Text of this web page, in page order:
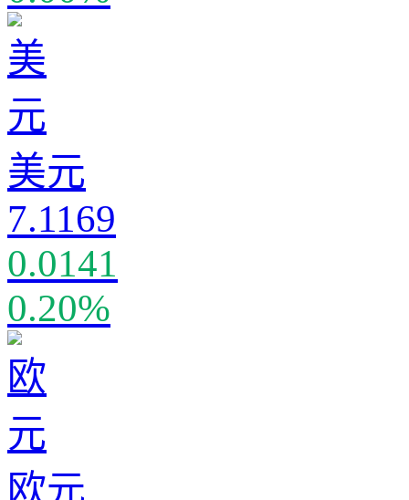
美元
7.1169
0.0141
0.20%
欧元